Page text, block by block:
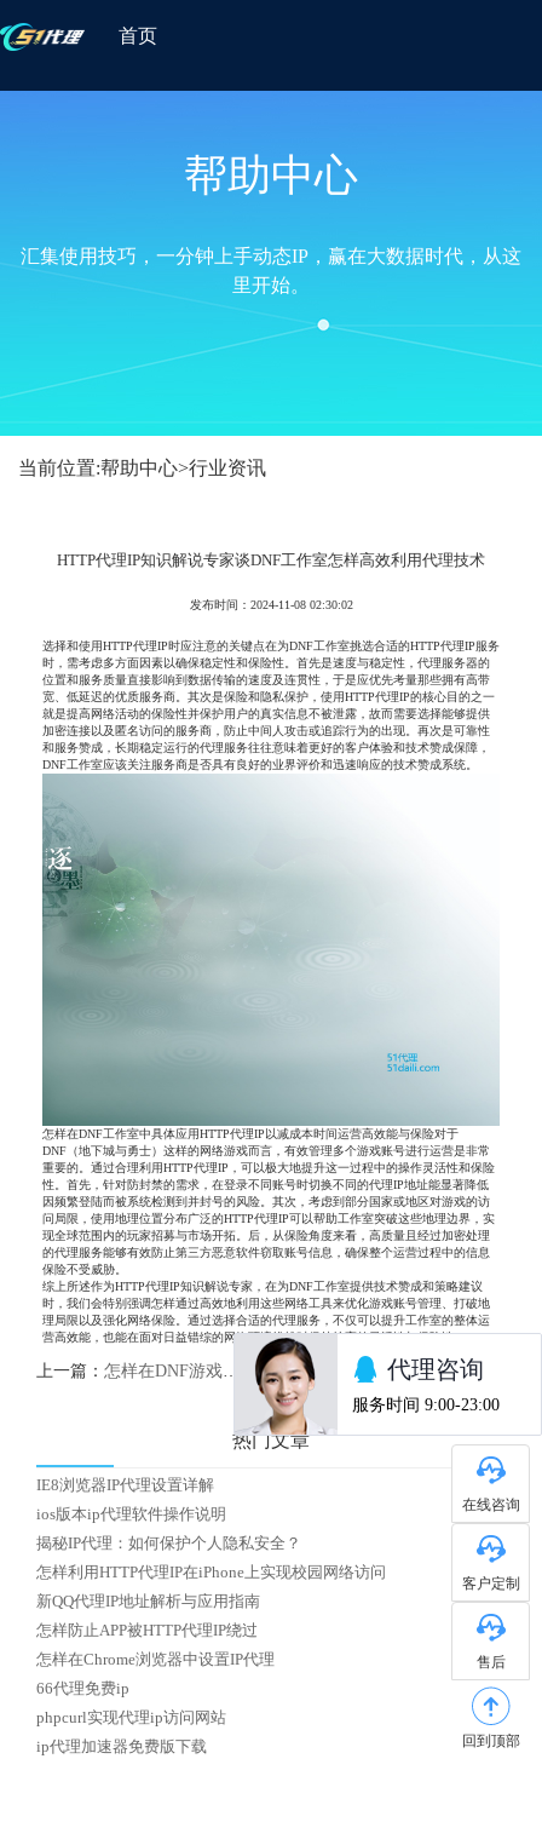
首页
帮助中心
汇集使用技巧，一分钟上手动态IP，赢在大数据时代，从这
里开始。
当前位置:帮助中心>行业资讯
HTTP代理IP知识解说专家谈DNF工作室怎样高效利用代理技术
发布时间：2024-11-08 02:30:02
选择和使用HTTP代理IP时应注意的关键点在为DNF工作室挑选合适的HTTP代理IP服务
时，需考虑多方面因素以确保稳定性和保险性。首先是速度与稳定性，代理服务器的
位置和服务质量直接影响到数据传输的速度及连贯性，于是应优先考量那些拥有高带
宽、低延迟的优质服务商。其次是保险和隐私保护，使用HTTP代理IP的核心目的之一
就是提高网络活动的保险性并保护用户的真实信息不被泄露，故而需要选择能够提供
加密连接以及匿名访问的服务商，防止中间人攻击或追踪行为的出现。再次是可靠性
和服务赞成，长期稳定运行的代理服务往往意味着更好的客户体验和技术赞成保障，
DNF工作室应该关注服务商是否具有良好的业界评价和迅速响应的技术赞成系统。
怎样在DNF工作室中具体应用HTTP代理IP以减成本时间运营高效能与保险对于
DNF（地下城与勇士）这样的网络游戏而言，有效管理多个游戏账号进行运营是非常
重要的。通过合理利用HTTP代理IP，可以极大地提升这一过程中的操作灵活性和保险
性。首先，针对防封禁的需求，在登录不同账号时切换不同的代理IP地址能显著降低
因频繁登陆而被系统检测到并封号的风险。其次，考虑到部分国家或地区对游戏的访
问局限，使用地理位置分布广泛的HTTP代理IP可以帮助工作室突破这些地理边界，实
现全球范围内的玩家招募与市场开拓。后，从保险角度来看，高质量且经过加密处理
的代理服务能够有效防止第三方恶意软件窃取账号信息，确保整个运营过程中的信息
保险不受威胁。
综上所述作为HTTP代理IP知识解说专家，在为DNF工作室提供技术赞成和策略建议
时，我们会特别强调怎样通过高效地利用这些网络工具来优化游戏账号管理、打破地
理局限以及强化网络保险。通过选择合适的代理服务，不仅可以提升工作室的整体运
营高效能，也能在面对日益错综的网络环境挑战时保持较高的灵活性与保险性。
上一篇： 怎样在DNF游戏中利用HTTP代理IP优化体验 下一篇： 怎么选择国内优质HTTP代理IP
热门文章
IE8浏览器IP代理设置详解
ios版本ip代理软件操作说明
揭秘IP代理：如何保护个人隐私安全？
怎样利用HTTP代理IP在iPhone上实现校园网络访问
新QQ代理IP地址解析与应用指南
怎样防止APP被HTTP代理IP绕过
怎样在Chrome浏览器中设置IP代理
66代理免费ip
phpcurl实现代理ip访问网站
ip代理加速器免费版下载
在线咨询
客户定制
售后
回到顶部